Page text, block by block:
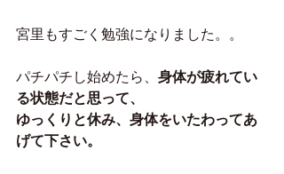
宮里もすごく勉強になりました。。
パチパチし始めたら、 身体が疲れてい
る状態だと思って、
ゆっくりと休み、身体をいたわってあ
げて下さい。